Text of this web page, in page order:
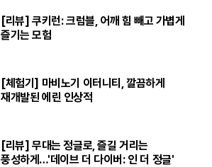
[리뷰] 쿠키런: 크럼블, 어깨 힘 빼고 가볍게
즐기는 모험
[체험기] 마비노기 이터니티, 깔끔하게
재개발된 에린 인상적
[리뷰] 무대는 정글로, 즐길 거리는
풍성하게…'데이브 더 다이버: 인 더 정글'